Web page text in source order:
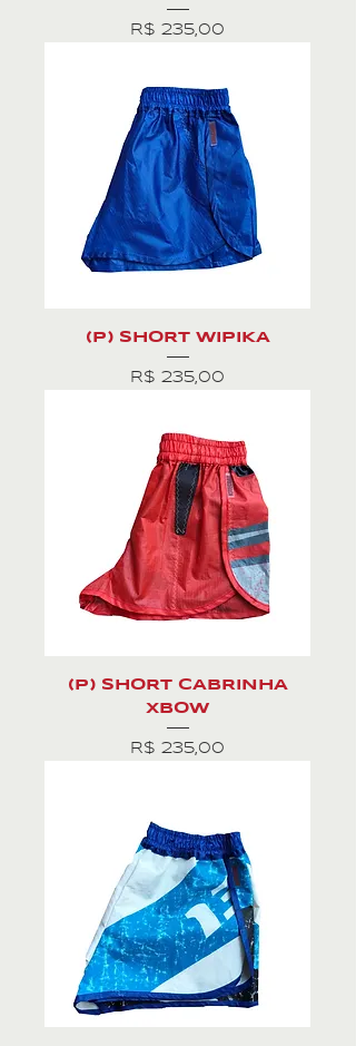
Preço
R$ 235,00
(P) SHORT WIPIKA
Preço
R$ 235,00
(P) SHORT CABRINHA
XBOW
Preço
R$ 235,00